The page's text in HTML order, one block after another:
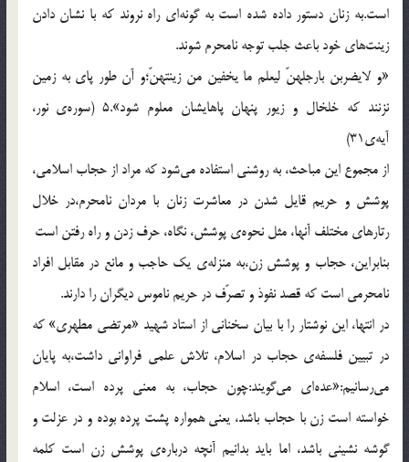
است.به زنان دستور داده شده است به گونه‌اي راه نروند كه با نشان دادن
زينت‌هاي خود باعث جلب توجه نامحرم شوند.
«و لايضربن بارجلهنّ ليعلم ما يخفين من زينتهنّ؛و آن طور پاي به زمين
نزنند كه خلخال و زيور پنهان پاهايشان معلوم شود».5 (سوره‌ي نور،
آيه‌ي31)
از مجموع اين مباحث، به روشني استفاده مي‌شود كه مراد از حجاب اسلامي،
پوشش و حريم قايل شدن در معاشرت زنان با مردان نامحرم،در خلال
رتارهاي مختلف آنها، مثل نحوه‌ي پوشش، نگاه، حرف زدن و راه رفتن است
بنابراين، حجاب و پوشش زن،به منزله‌ي يك حاجب و مانع در مقابل افراد
نامحرمي است كه قصد نفوذ و تصرّف در حريم ناموس ديگران را دارند.
در انتها، اين نوشتار را با بيان سخناني از استاد شهيد «مرتضي مطهري» كه
در تبيين فلسفه‌ي حجاب در اسلام، تلاش علمي فراواني داشت،به پايان
مي‌رسانيم:«عده‌اي مي‌گويند:چون حجاب، به معني پرده است، اسلام
خواسته است زن با حجاب باشد، يعني همواره پشت پرده بوده و در عزلت و
گوشه نشيني باشد، اما بايد بدانيم آنچه درباره‌ي پوشش زن است كلمه